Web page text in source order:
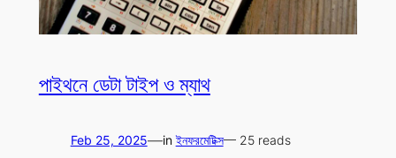
পাইথনে ডেটা টাইপ ও ম্যাথ
Feb 25, 2025—inইনফরমেটিক্স— 25 reads